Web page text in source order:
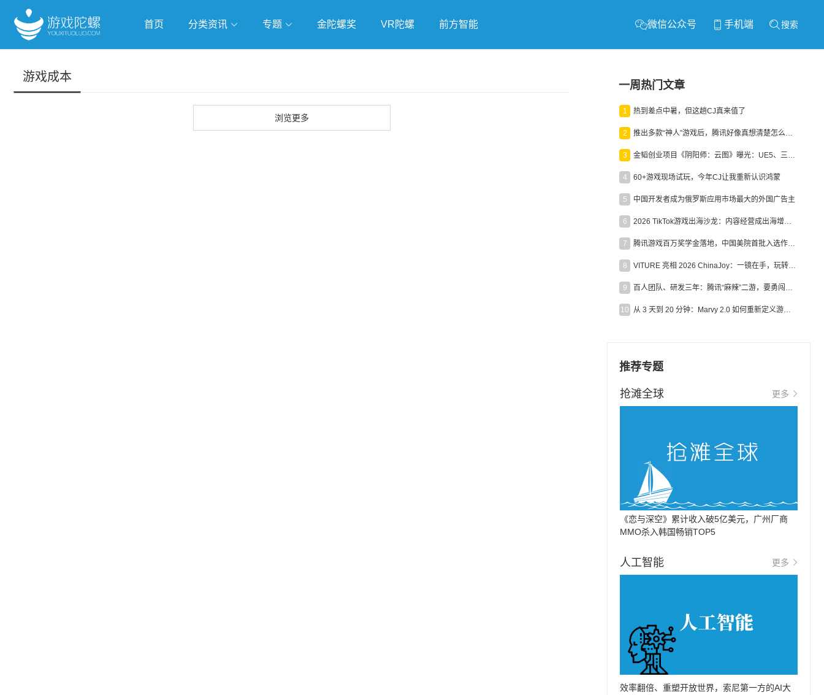
首页 分类资讯 专题 金陀螺奖 VR陀螺 前方智能 微信公众号 手机端 搜索
游戏成本
浏览更多
一周热门文章
1 热到差点中暑，但这趟CJ真来值了
2 推出多款“神人”游戏后，腾讯好像真想清楚怎么做二次元了
3 金韬创业项目《阴阳师：云图》曝光：UE5、三端互通、ARPG
4 60+游戏现场试玩，今年CJ让我重新认识鸿蒙
5 中国开发者成为俄罗斯应用市场最大的外国广告主
6 2026 TikTok游戏出海沙龙：内容经营成出海增长新引擎
7 腾讯游戏百万奖学金落地，中国美院首批入选作品获业内关注
8 VITURE 亮相 2026 ChinaJoy：一镜在手，玩转全场！
9 百人团队、研发三年：腾讯“麻辣”二游，要勇闯男性恋爱市场
10 从 3 天到 20 分钟：Marvy 2.0 如何重新定义游戏出海营销效率？
推荐专题
抢滩全球 更多
《恋与深空》累计收入破5亿美元，广州厂商
MMO杀入韩国畅销TOP5
人工智能 更多
效率翻倍、重塑开放世界，索尼第一方的AI大